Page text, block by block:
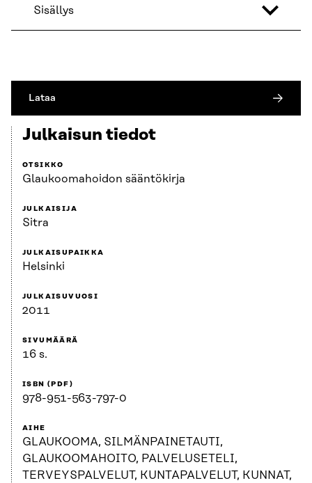
Sisällys
Lataa
Julkaisun tiedot
OTSIKKO
Glaukoomahoidon sääntökirja
JULKAISIJA
Sitra
JULKAISUPAIKKA
Helsinki
JULKAISUVUOSI
2011
SIVUMÄÄRÄ
16 s.
ISBN (PDF)
978-951-563-797-0
AIHE
GLAUKOOMA, SILMÄNPAINETAUTI,
GLAUKOOMAHOITO, PALVELUSETELI,
TERVEYSPALVELUT, KUNTAPALVELUT, KUNNAT,